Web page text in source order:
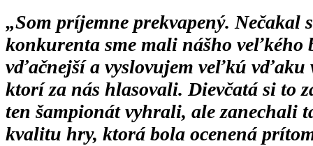
„Som príjemne prekvapený. Nečakal
konkurenta sme mali nášho veľkého
vďačnejší a vyslovujem veľkú vďaku
ktorí za nás hlasovali. Dievčatá si to
ten šampionát vyhrali, ale zanechali
kvalitu hry, ktorá bola ocenená